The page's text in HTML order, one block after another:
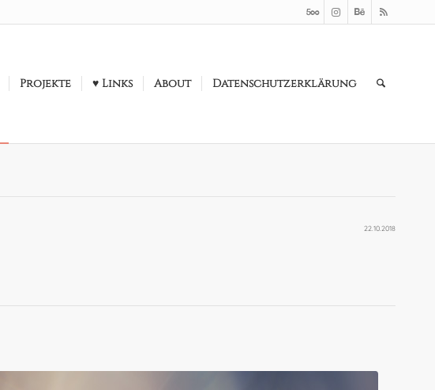
Projekte ♥ Links About Datenschutzerklärung
22.10.2018